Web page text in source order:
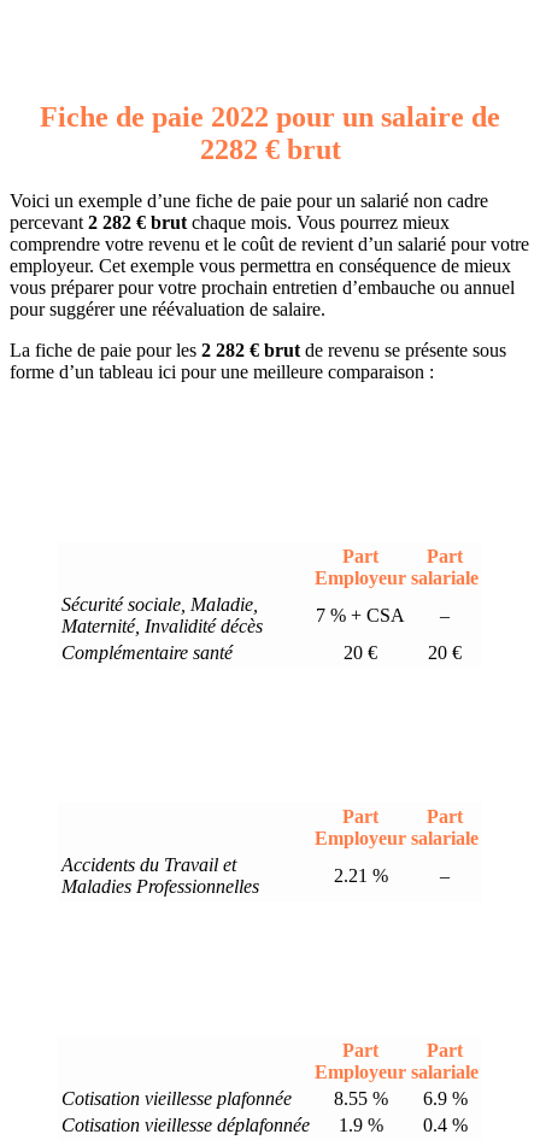
Fiche de paie 2022 pour un salaire de
2282 € brut
Voici un exemple d’une fiche de paie pour un salarié non cadre
percevant 2 282 € brut chaque mois. Vous pourrez mieux
comprendre votre revenu et le coût de revient d’un salarié pour votre
employeur. Cet exemple vous permettra en conséquence de mieux
vous préparer pour votre prochain entretien d’embauche ou annuel
pour suggérer une réévaluation de salaire.
La fiche de paie pour les 2 282 € brut de revenu se présente sous
forme d’un tableau ici pour une meilleure comparaison :
Part
Employeur
Part
salariale
Sécurité sociale, Maladie,
Maternité, Invalidité décès
7 % + CSA
–
Complémentaire santé
20 € 20 €
Part
Employeur
Part
salariale
Accidents du Travail et
Maladies Professionnelles
2.21 % –
Part
Employeur
Part
salariale
Cotisation vieillesse plafonnée
8.55 %
6.9 %
Cotisation vieillesse déplafonnée
1.9 %
0.4 %